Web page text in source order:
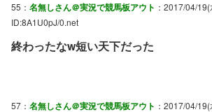
55： 名無しさん＠実況で競馬板アウト ：2017/04/
ID:8A1U0pJ/0.net
終わったなw短い天下だった
57： 名無しさん＠実況で競馬板アウト ：2017/04/